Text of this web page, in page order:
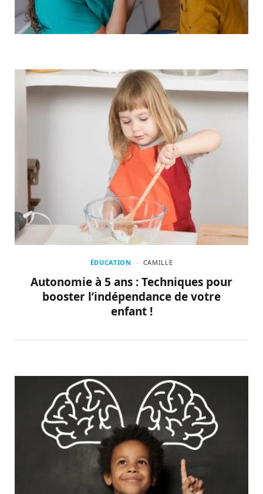
ÉDUCATION CAMILLE
Autonomie à 5 ans : Techniques pour
booster l’indépendance de votre
enfant !